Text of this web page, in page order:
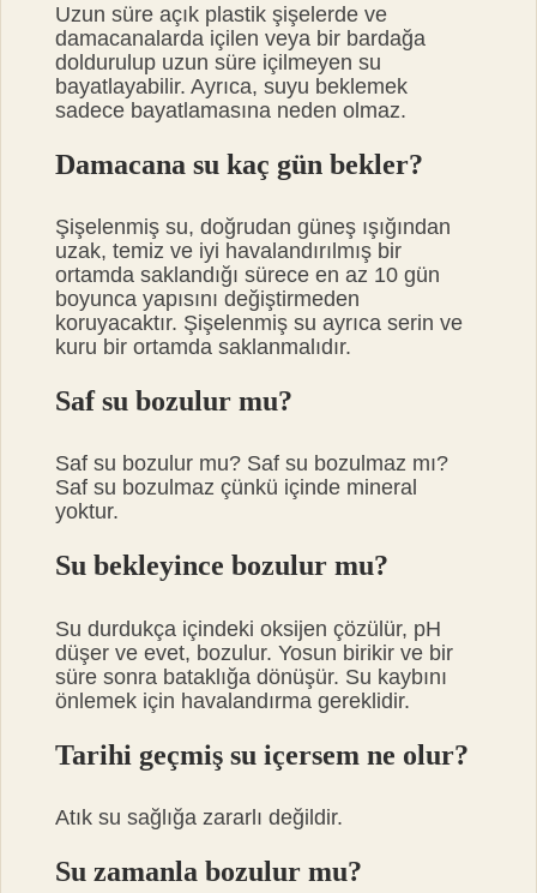
Uzun süre açık plastik şişelerde ve
damacanalarda içilen veya bir bardağa
doldurulup uzun süre içilmeyen su
bayatlayabilir. Ayrıca, suyu beklemek
sadece bayatlamasına neden olmaz.
Damacana su kaç gün bekler?
Şişelenmiş su, doğrudan güneş ışığından
uzak, temiz ve iyi havalandırılmış bir
ortamda saklandığı sürece en az 10 gün
boyunca yapısını değiştirmeden
koruyacaktır. Şişelenmiş su ayrıca serin ve
kuru bir ortamda saklanmalıdır.
Saf su bozulur mu?
Saf su bozulur mu? Saf su bozulmaz mı?
Saf su bozulmaz çünkü içinde mineral
yoktur.
Su bekleyince bozulur mu?
Su durdukça içindeki oksijen çözülür, pH
düşer ve evet, bozulur. Yosun birikir ve bir
süre sonra bataklığa dönüşür. Su kaybını
önlemek için havalandırma gereklidir.
Tarihi geçmiş su içersem ne olur?
Atık su sağlığa zararlı değildir.
Su zamanla bozulur mu?